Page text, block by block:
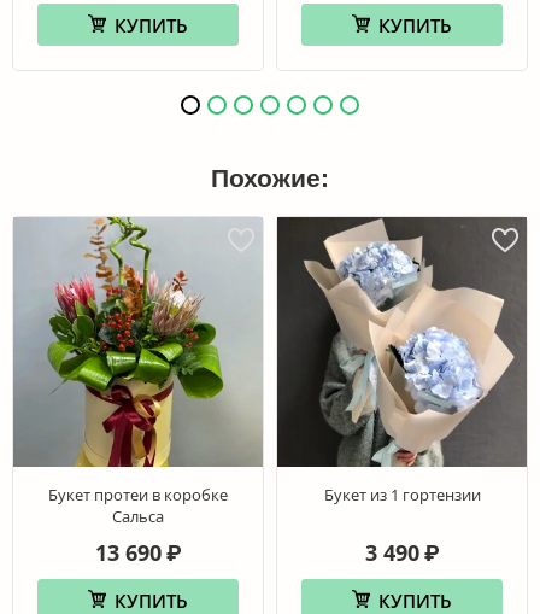
КУПИТЬ КУПИТЬ
Похожие:
Букет протеи в коробке
Сальса
13 690 ₽
КУПИТЬ
Букет из 1 гортензии
3 490 ₽
КУПИТЬ